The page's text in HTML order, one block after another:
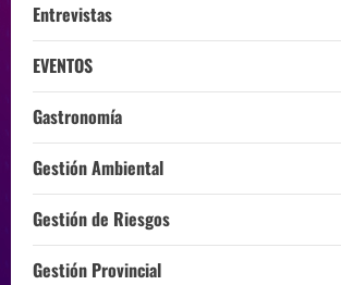
Entrevistas
EVENTOS
Gastronomía
Gestión Ambiental
Gestión de Riesgos
Gestión Provincial